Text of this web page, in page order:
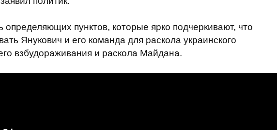
определяющих пунктов, которые ярко подчеркивают, что
Янукович и его команда для раскола украинского
взбудораживания и раскола Майдана.